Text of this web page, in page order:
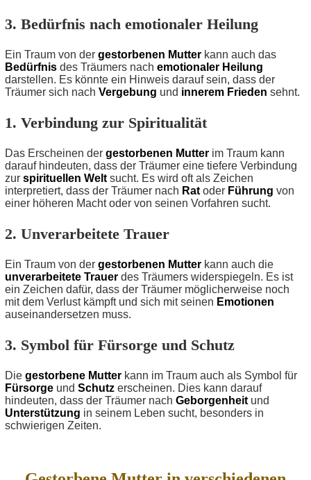
3. Bedürfnis nach emotionaler Heilung
Ein Traum von der gestorbenen Mutter kann auch das
Bedürfnis des Träumers nach emotionaler Heilung
darstellen. Es könnte ein Hinweis darauf sein, dass der
Träumer sich nach Vergebung und innerem Frieden sehnt.
1. Verbindung zur Spiritualität
Das Erscheinen der gestorbenen Mutter im Traum kann
darauf hindeuten, dass der Träumer eine tiefere Verbindung
zur spirituellen Welt sucht. Es wird oft als Zeichen
interpretiert, dass der Träumer nach Rat oder Führung von
einer höheren Macht oder von seinen Vorfahren sucht.
2. Unverarbeitete Trauer
Ein Traum von der gestorbenen Mutter kann auch die
unverarbeitete Trauer des Träumers widerspiegeln. Es ist
ein Zeichen dafür, dass der Träumer möglicherweise noch
mit dem Verlust kämpft und sich mit seinen Emotionen
auseinandersetzen muss.
3. Symbol für Fürsorge und Schutz
Die gestorbene Mutter kann im Traum auch als Symbol für
Fürsorge und Schutz erscheinen. Dies kann darauf
hindeuten, dass der Träumer nach Geborgenheit und
Unterstützung in seinem Leben sucht, besonders in
schwierigen Zeiten.